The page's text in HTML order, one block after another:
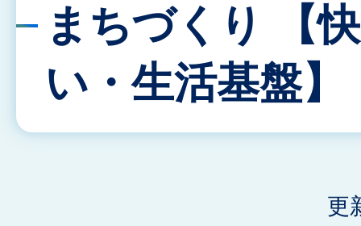
まちづくり 【
い・生活基盤】
更